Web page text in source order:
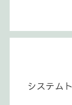
システム